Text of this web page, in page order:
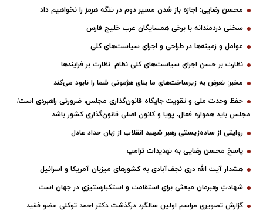
محسن رضایی: اجازه باز شدن مسیر دوم در تنگه هرمز را نخواهیم داد
سخنی دردمندانه با برخی همسایگان عرب خلیج فارس
عوامل و زمینه‌ها در طراحی و اجرای سیاست‌های کلی
نظارت بر حسن اجرای سیاست‌های کلی نظام: نظارت بر فرایندها
مخبر: تعرض به زیرساخت‌های ما بنای هژمونی شما را نابود می‌کند
حفظ وحدت ملی و تقویت جایگاه قانون‌گذاری مجلس، ضرورتی راهبردی است/
مجلس باید همواره فعال، پویا و کانون اصلی قانون‌گذاری کشور باشد
روایتی از ساده‌زیستی رهبر شهید انقلاب از زبان حداد عادل
پاسخ محسن رضایی به تهدیدات ترامپ
هشدار آیت الله دری نجف‌آبادی به کشورهای میزبان آمریکا و اسرائیل
شهادتِ رهبرمان مبعثی برای استقامت و استکبارستیزیِ در جهان است
گزارش تصویری مراسم اولین سالگرد درگذشت دکتر احمد توکلی عضو فقید